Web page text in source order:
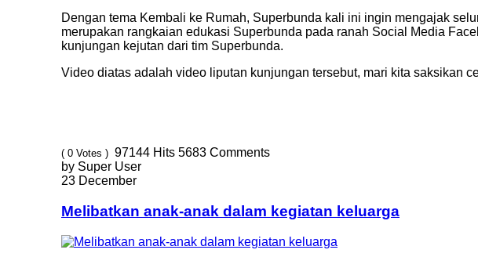
Dengan tema Kembali ke Rumah, Superbunda kali ini ingin mengajak
merupakan rangkaian edukasi Superbunda pada ranah Social Media
kunjungan kejutan dari tim Superbunda.
Video diatas adalah video liputan kunjungan tersebut, mari kita saksikan
( 0 Votes ) 97144 Hits 5683 Comments
by Super User
23 December
Melibatkan anak-anak dalam kegiatan keluarga